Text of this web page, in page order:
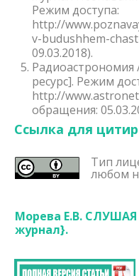
Режим доступа:
http://
v-budushhem-
09.03.2018).
Радиоастрономия
ресурс]. Режим
http://
обращения:
Ссылка для
Тип
любом
Морева Е.В.
журнал}.